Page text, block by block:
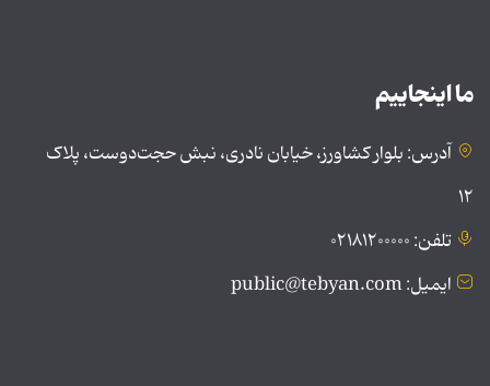
ما اینجاییم
آدرس: بلوار کشاورز، خیابان نادری، نبش حجت‌دوست، پلاک
۱۲
تلفن: ۰۲۱۸۱۲۰۰۰۰۰
ایمیل: public@tebyan.com